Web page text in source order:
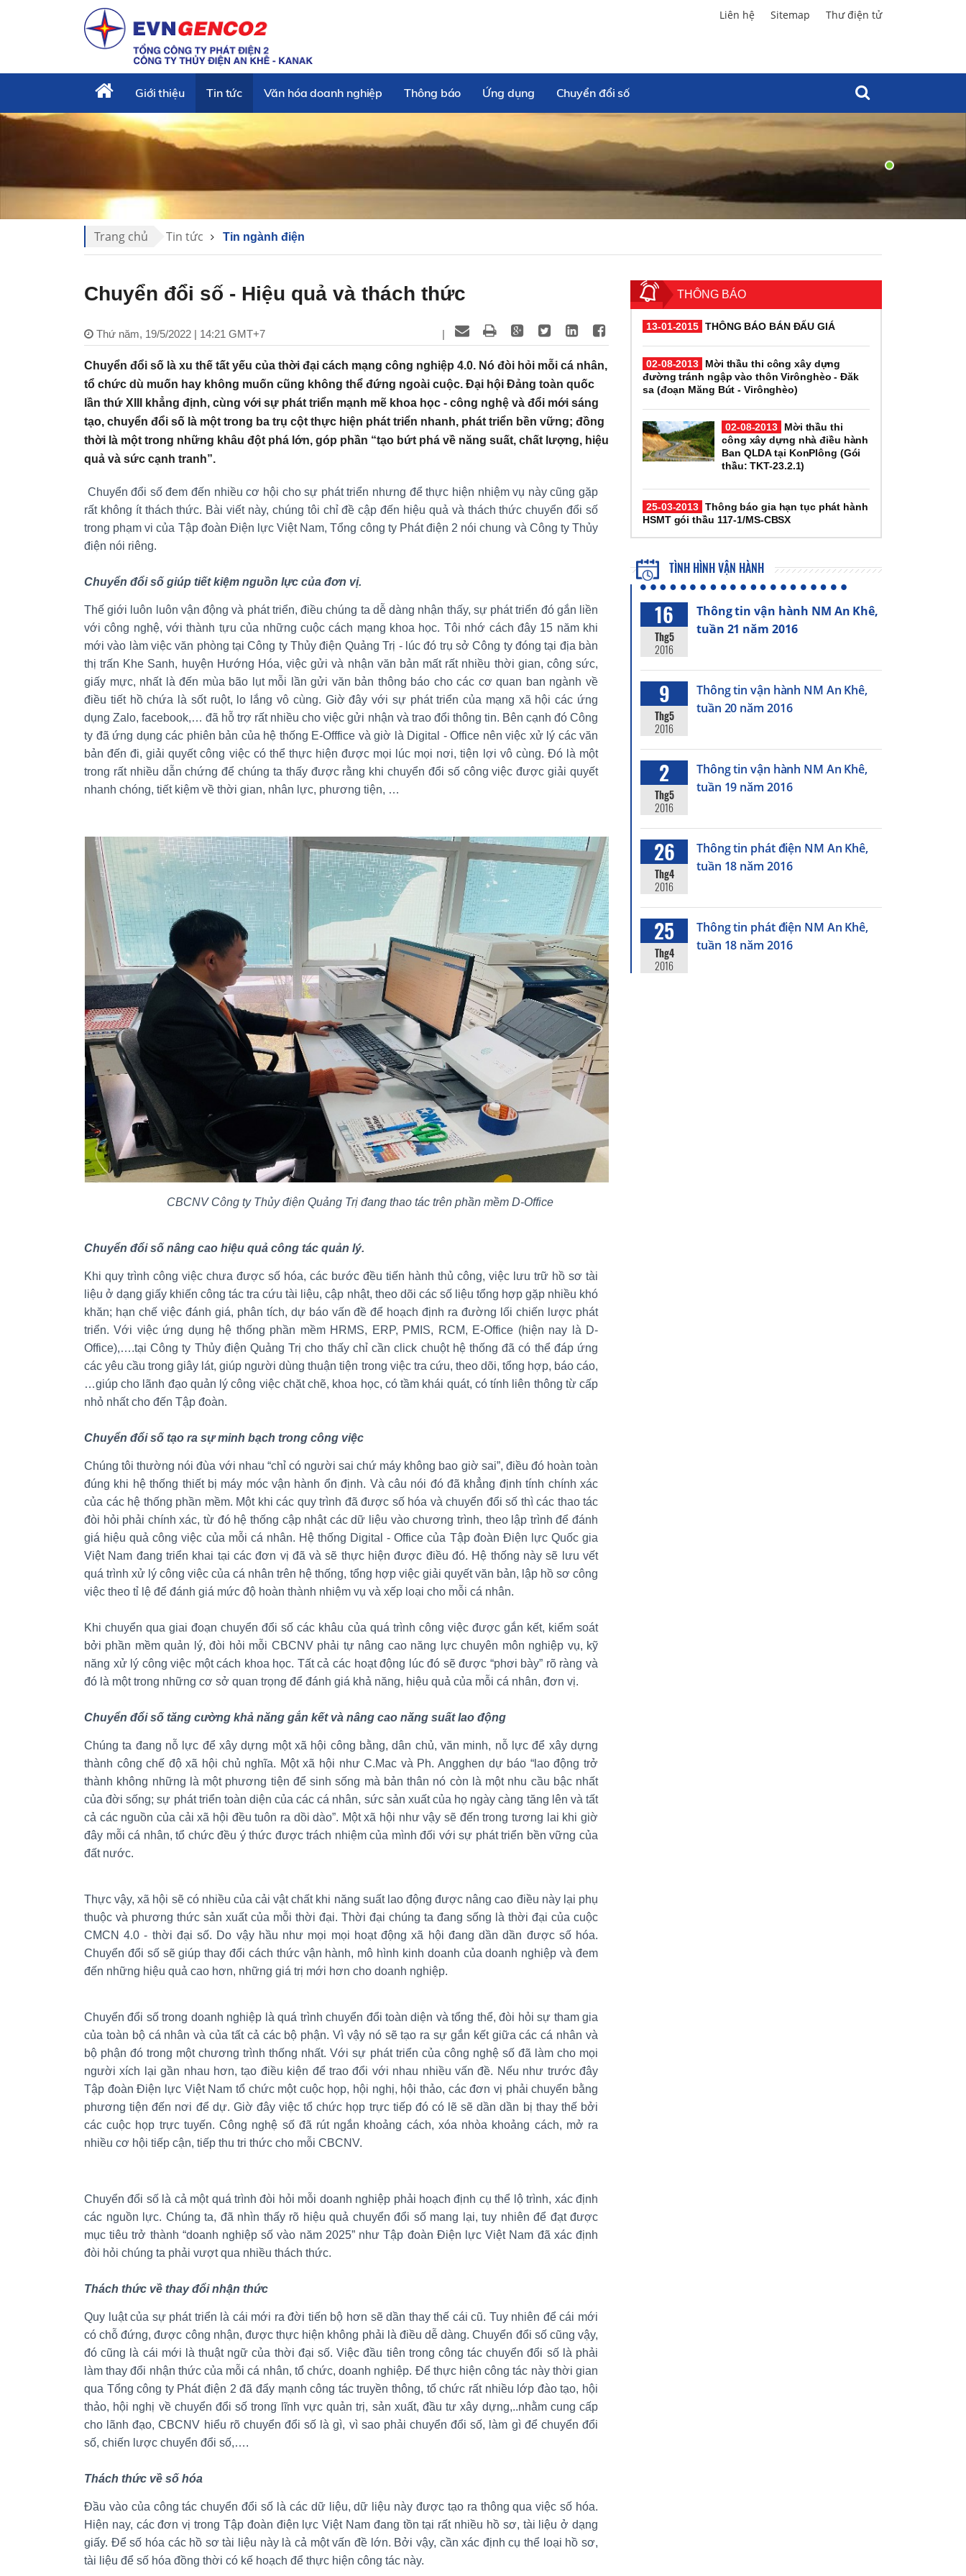
Liên hệ Sitemap Thư điện tử
Giới thiệu Tin tức Văn hóa doanh nghiệp Thông báo Ứng dụng Chuyển đổi số
Trang chủ Tin tức Tin ngành điện
Chuyển đổi số - Hiệu quả và thách thức
Thứ năm, 19/5/2022 | 14:21 GMT+7 |
Chuyển đổi số là xu thế tất yếu của thời đại cách mạng công nghiệp 4.0. Nó đòi hỏi mỗi cá nhân,
tổ chức dù muốn hay không muốn cũng không thể đứng ngoài cuộc. Đại hội Đảng toàn quốc
lần thứ XIII khẳng định, cùng với sự phát triển mạnh mẽ khoa học - công nghệ và đổi mới sáng
tạo, chuyển đổi số là một trong ba trụ cột thực hiện phát triển nhanh, phát triển bền vững; đồng
thời là một trong những khâu đột phá lớn, góp phần “tạo bứt phá về năng suất, chất lượng, hiệu
quả và sức cạnh tranh”.
Chuyển đổi số đem đến nhiều cơ hội cho sự phát triển nhưng để thực hiện nhiệm vụ này cũng gặp
rất không ít thách thức. Bài viết này, chúng tôi chỉ đề cập đến hiệu quả và thách thức chuyển đổi số
trong phạm vi của Tập đoàn Điện lực Việt Nam, Tổng công ty Phát điện 2 nói chung và Công ty Thủy
điện nói riêng.
Chuyển đổi số giúp tiết kiệm nguồn lực của đơn vị.
Thế giới luôn luôn vận động và phát triển, điều chúng ta dễ dàng nhận thấy, sự phát triển đó gắn liền
với công nghệ, với thành tựu của những cuộc cách mạng khoa học. Tôi nhớ cách đây 15 năm khi
mới vào làm việc văn phòng tại Công ty Thủy điện Quảng Trị - lúc đó trụ sở Công ty đóng tại địa bàn
thị trấn Khe Sanh, huyện Hướng Hóa, việc gửi và nhận văn bản mất rất nhiều thời gian, công sức,
giấy mực, nhất là đến mùa bão lụt mỗi lần gửi văn bản thông báo cho các cơ quan ban ngành về
điều tiết hồ chứa là sốt ruột, lo lắng vô cùng. Giờ đây với sự phát triển của mạng xã hội các ứng
dụng Zalo, facebook,… đã hỗ trợ rất nhiều cho việc gửi nhận và trao đổi thông tin. Bên cạnh đó Công
ty đã ứng dụng các phiên bản của hệ thống E-Offfice và giờ là Digital - Office nên việc xử lý các văn
bản đến đi, giải quyết công việc có thể thực hiện được mọi lúc mọi nơi, tiện lợi vô cùng. Đó là một
trong rất nhiều dẫn chứng để chúng ta thấy được rằng khi chuyển đổi số công việc được giải quyết
nhanh chóng, tiết kiệm về thời gian, nhân lực, phương tiện, …
CBCNV Công ty Thủy điện Quảng Trị đang thao tác trên phần mềm D-Office
Chuyển đổi số nâng cao hiệu quả công tác quản lý.
Khi quy trình công việc chưa được số hóa, các bước đều tiến hành thủ công, việc lưu trữ hồ sơ tài
liệu ở dạng giấy khiến công tác tra cứu tài liệu, cập nhật, theo dõi các số liệu tổng hợp gặp nhiều khó
khăn; hạn chế việc đánh giá, phân tích, dự báo vấn đề để hoạch định ra đường lối chiến lược phát
triển. Với việc ứng dụng hệ thống phần mềm HRMS, ERP, PMIS, RCM, E-Office (hiện nay là D-
Office),….tại Công ty Thủy điện Quảng Trị cho thấy chỉ cần click chuột hệ thống đã có thể đáp ứng
các yêu cầu trong giây lát, giúp người dùng thuận tiện trong việc tra cứu, theo dõi, tổng hợp, báo cáo,
…giúp cho lãnh đạo quản lý công việc chặt chẽ, khoa học, có tầm khái quát, có tính liên thông từ cấp
nhỏ nhất cho đến Tập đoàn.
Chuyển đổi số tạo ra sự minh bạch trong công việc
Chúng tôi thường nói đùa với nhau “chỉ có người sai chứ máy không bao giờ sai”, điều đó hoàn toàn
đúng khi hệ thống thiết bị máy móc vận hành ổn định. Và câu nói đó đã khẳng định tính chính xác
của các hệ thống phần mềm. Một khi các quy trình đã được số hóa và chuyển đổi số thì các thao tác
đòi hỏi phải chính xác, từ đó hệ thống cập nhật các dữ liệu vào chương trình, theo lập trình để đánh
giá hiệu quả công việc của mỗi cá nhân. Hệ thống Digital - Office của Tập đoàn Điện lực Quốc gia
Việt Nam đang triển khai tại các đơn vị đã và sẽ thực hiện được điều đó. Hệ thống này sẽ lưu vết
quá trình xử lý công việc của cá nhân trên hệ thống, tổng hợp việc giải quyết văn bản, lập hồ sơ công
việc theo tỉ lệ để đánh giá mức độ hoàn thành nhiệm vụ và xếp loại cho mỗi cá nhân.
Khi chuyển qua giai đoạn chuyển đổi số các khâu của quá trình công việc được gắn kết, kiểm soát
bởi phần mềm quản lý, đòi hỏi mỗi CBCNV phải tự nâng cao năng lực chuyên môn nghiệp vụ, kỹ
năng xử lý công việc một cách khoa học. Tất cả các hoạt động lúc đó sẽ được “phơi bày” rõ ràng và
đó là một trong những cơ sở quan trọng để đánh giá khả năng, hiệu quả của mỗi cá nhân, đơn vị.
Chuyển đổi số tăng cường khả năng gắn kết và nâng cao năng suất lao động
Chúng ta đang nỗ lực để xây dựng một xã hội công bằng, dân chủ, văn minh, nỗ lực để xây dựng
thành công chế độ xã hội chủ nghĩa. Một xã hội như C.Mac và Ph. Angghen dự báo “lao động trở
thành không những là một phương tiện để sinh sống mà bản thân nó còn là một nhu cầu bậc nhất
của đời sống; sự phát triển toàn diện của các cá nhân, sức sản xuất của họ ngày càng tăng lên và tất
cả các nguồn của cải xã hội đều tuôn ra dồi dào”. Một xã hội như vậy sẽ đến trong tương lai khi giờ
đây mỗi cá nhân, tổ chức đều ý thức được trách nhiệm của mình đối với sự phát triển bền vững của
đất nước.
Thực vậy, xã hội sẽ có nhiều của cải vật chất khi năng suất lao động được nâng cao điều này lại phụ
thuộc và phương thức sản xuất của mỗi thời đại. Thời đại chúng ta đang sống là thời đại của cuộc
CMCN 4.0 - thời đại số. Do vậy hầu như mọi mọi hoạt động xã hội đang dần dần được số hóa.
Chuyển đổi số sẽ giúp thay đổi cách thức vận hành, mô hình kinh doanh của doanh nghiệp và đem
đến những hiệu quả cao hơn, những giá trị mới hơn cho doanh nghiệp.
Chuyển đổi số trong doanh nghiệp là quá trình chuyển đổi toàn diện và tổng thể, đòi hỏi sự tham gia
của toàn bộ cá nhân và của tất cả các bộ phận. Vì vậy nó sẽ tạo ra sự gắn kết giữa các cá nhân và
bộ phận đó trong một chương trình thống nhất. Với sự phát triển của công nghệ số đã làm cho mọi
người xích lại gần nhau hơn, tạo điều kiện để trao đổi với nhau nhiều vấn đề. Nếu như trước đây
Tập đoàn Điện lực Việt Nam tổ chức một cuộc họp, hội nghị, hội thảo, các đơn vị phải chuyển bằng
phương tiện đến nơi để dự. Giờ đây việc tổ chức họp trực tiếp đó có lẽ sẽ dần dần bị thay thế bởi
các cuộc họp trực tuyến. Công nghệ số đã rút ngắn khoảng cách, xóa nhòa khoảng cách, mở ra
nhiều cơ hội tiếp cận, tiếp thu tri thức cho mỗi CBCNV.
Chuyển đổi số là cả một quá trình đòi hỏi mỗi doanh nghiệp phải hoạch định cụ thể lộ trình, xác định
các nguồn lực. Chúng ta, đã nhìn thấy rõ hiệu quả chuyển đổi số mang lại, tuy nhiên để đạt được
mục tiêu trở thành “doanh nghiệp số vào năm 2025” như Tập đoàn Điện lực Việt Nam đã xác định
đòi hỏi chúng ta phải vượt qua nhiều thách thức.
Thách thức về thay đổi nhận thức
Quy luật của sự phát triển là cái mới ra đời tiến bộ hơn sẽ dần thay thế cái cũ. Tuy nhiên để cái mới
có chỗ đứng, được công nhận, được thực hiện không phải là điều dễ dàng. Chuyển đổi số cũng vậy,
đó cũng là cái mới là thuật ngữ của thời đại số. Việc đầu tiên trong công tác chuyển đổi số là phải
làm thay đổi nhận thức của mỗi cá nhân, tổ chức, doanh nghiệp. Để thực hiện công tác này thời gian
qua Tổng công ty Phát điện 2 đã đẩy mạnh công tác truyền thông, tổ chức rất nhiều lớp đào tạo, hội
thảo, hội nghị về chuyển đổi số trong lĩnh vực quản trị, sản xuất, đầu tư xây dựng,..nhằm cung cấp
cho lãnh đạo, CBCNV hiểu rõ chuyển đổi số là gì, vì sao phải chuyển đổi số, làm gì để chuyển đổi
số, chiến lược chuyển đổi số,….
Thách thức về số hóa
Đầu vào của công tác chuyển đổi số là các dữ liệu, dữ liệu này được tạo ra thông qua việc số hóa.
Hiện nay, các đơn vị trong Tập đoàn điện lực Việt Nam đang tồn tại rất nhiều hồ sơ, tài liệu ở dạng
giấy. Để số hóa các hồ sơ tài liệu này là cả một vấn đề lớn. Bởi vậy, cần xác định cụ thể loại hồ sơ,
tài liệu để số hóa đồng thời có kế hoạch để thực hiện công tác này.
THÔNG BÁO
13-01-2015 THÔNG BÁO BÁN ĐẤU GIÁ
02-08-2013
Mời thầu thi công xây dựng
đường tránh ngập vào thôn Virônghèo - Đăk
sa (đoạn Măng Bút - Virônghèo)
02-08-2013
Mời thầu thi
công xây dựng nhà điều hành
Ban QLDA tại KonPlông (Gói
thầu: TKT-23.2.1)
25-03-2013 Thông báo gia hạn tục phát hành
HSMT gói thầu 117-1/MS-CBSX
TÌNH HÌNH VẬN HÀNH
16
Thg5
2016
Thông tin vận hành NM An Khê,
tuần 21 năm 2016
9
Thg5
2016
Thông tin vận hành NM An Khê,
tuần 20 năm 2016
2
Thg5
2016
Thông tin vận hành NM An Khê,
tuần 19 năm 2016
26
Thg4
2016
Thông tin phát điện NM An Khê,
tuần 18 năm 2016
25
Thg4
2016
Thông tin phát điện NM An Khê,
tuần 18 năm 2016